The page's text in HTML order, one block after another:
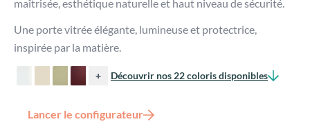
maîtrisée, esthétique naturelle et haut niveau de sécurité.
Une porte vitrée élégante, lumineuse et protectrice,
inspirée par la matière.
+ Découvrir nos 22 coloris disponibles
Lancer le configurateur